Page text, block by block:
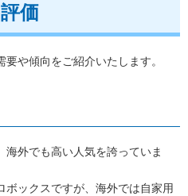
価
や傾向をご紹介いたします。
外でも高い人気を誇っていま
ボックスですが、海外では自家用